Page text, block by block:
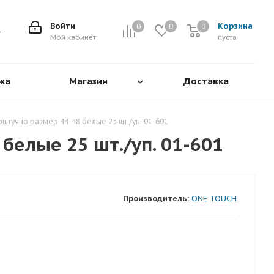
0 0 Корзина
0
пуста
0
Войти
Мой кабинет
Магазин Доставка
размер 44-48 белые 25 шт./уп. 01-601
25 шт./уп. 01-601
Производитель: ONE TOUCH